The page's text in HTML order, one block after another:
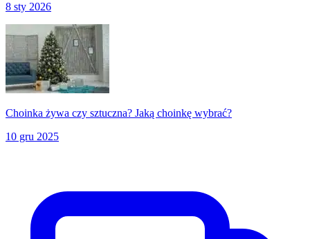
8 sty 2026
Choinka żywa czy sztuczna? Jaką choinkę wybrać?
10 gru 2025